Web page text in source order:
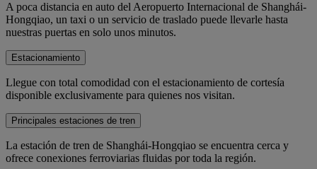
A poca distancia en auto del Aeropuerto Internacional de Shanghái-
Hongqiao, un taxi o un servicio de traslado puede llevarle hasta
nuestras puertas en solo unos minutos.
Estacionamiento
Llegue con total comodidad con el estacionamiento de cortesía
disponible exclusivamente para quienes nos visitan.
Principales estaciones de tren
La estación de tren de Shanghái-Hongqiao se encuentra cerca y
ofrece conexiones ferroviarias fluidas por toda la región.